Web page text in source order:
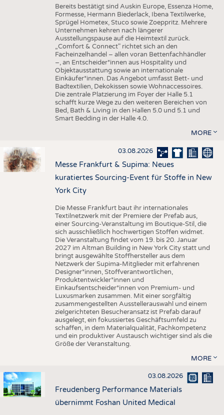
Bereits bestätigt sind Auskin Europe, Essenza Home,
Formesse, Hermann Biederlack, Ibena Textilwerke,
Sprügel Hometex, Stuco sowie Zoeppritz. Mehrere
Unternehmen kehren nach längerer
Ausstellungspause auf die Heimtextil zurück.
„Comfort & Connect" richtet sich an den
Facheinzelhandel – allen voran Bettenfachhändler
–, an Entscheider*innen aus Hospitality und
Objektausstattung sowie an internationale
Einkäufer*innen. Das Angebot umfasst Bett- und
Badtextilien, Dekokissen sowie Wohnaccessoires.
Die zentrale Platzierung im Foyer der Halle 5.1
schafft kurze Wege zu den weiteren Bereichen von
Bed, Bath & Living in den Hallen 5.0 und 5.1 und
Smart Bedding in der Halle 4.0.
MORE
03.08.2026
Messe Frankfurt & Supima: Neues
kuratiertes Sourcing-Event für Stoffe in New
York City
Die Messe Frankfurt baut ihr internationales
Textilnetzwerk mit der Premiere der Prefab aus,
einer Sourcing-Veranstaltung im Boutique-Stil, die
sich ausschließlich hochwertigen Stoffen widmet.
Die Veranstaltung findet vom 19. bis 20. Januar
2027 im Altman Building in New York City statt und
bringt ausgewählte Stoffhersteller aus dem
Netzwerk der Supima-Mitglieder mit erfahrenen
Designer*innen, Stoffverantwortlichen,
Produktentwickler*innen und
Einkaufsentscheider*innen von Premium- und
Luxusmarken zusammen. Mit einer sorgfältig
zusammengestellten Ausstellerauswahl und einem
zielgerichteten Besucheransatz ist Prefab darauf
ausgelegt, ein fokussiertes Geschäftsumfeld zu
schaffen, in dem Materialqualität, Fachkompetenz
und ein produktiver Austausch wichtiger sind als die
Größe der Veranstaltung.
MORE
03.08.2026
Freudenberg Performance Materials
übernimmt Foshan United Medical